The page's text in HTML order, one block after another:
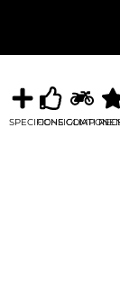
SPECIFICHECONSIGLIATI